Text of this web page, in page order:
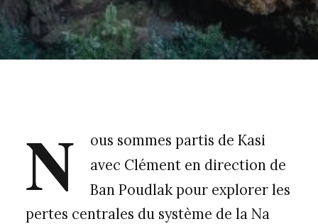
N
ous sommes partis de Kasi
avec Clément en direction de
Ban Poudlak pour explorer les
pertes centrales du système de la Na